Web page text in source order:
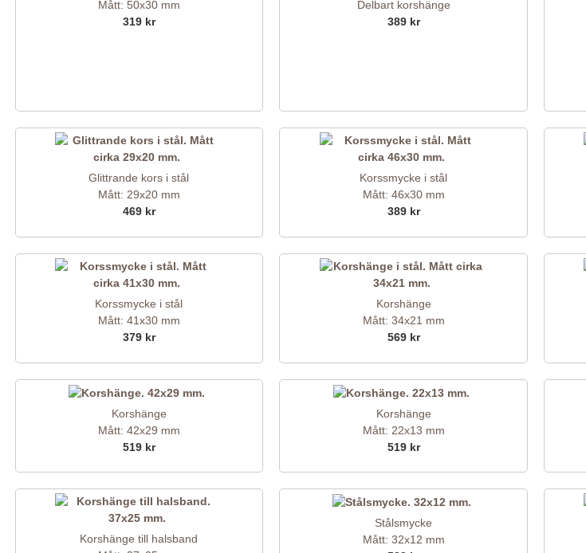
Mått: 50x30 mm
319 kr
Delbart korshänge
389 kr
Glittrande kors i stål
Mått: 29x20 mm
469 kr
Korssmycke i stål
Mått: 46x30 mm
389 kr
Korssmycke i stål
Mått: 41x30 mm
379 kr
Korshänge
Mått: 34x21 mm
569 kr
Korshänge
Mått: 42x29 mm
519 kr
Korshänge
Mått: 22x13 mm
519 kr
Korshänge till halsband
Stålsmycke
Mått: 32x12 mm